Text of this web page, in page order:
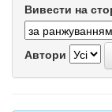
Вивести на
Автори